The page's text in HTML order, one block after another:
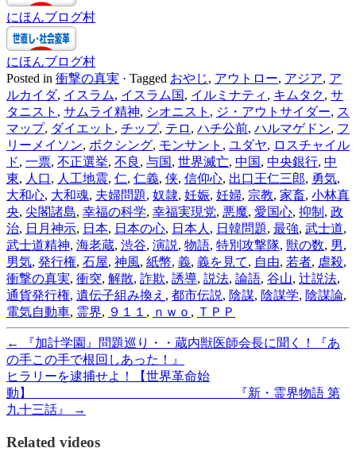
にほんブログ村
にほんブログ村
Posted in 衝撃の真実 · Tagged おやじ, アウトロー, アジア, ア
ルカイダ, イスラム, イスラム国, イルミナティ , キムタク, サ
タニスト , サムライ精神, シオニスト , ジ・アウトサイダー, ス
マップ, ダイエット , チップ, テロ , ハチ公前, ハルマゲドン, フ
リーメイソン, ボクシング, モンサント , ユダヤ, ロスチャイル
ド, 一票, 不正選挙, 不良 , 与国, 世界滅亡, 中国, 中央銀行, 中
東, 人口, 人工地震, 仁, 仁義, 侠, 信仰心, 出口王仁三郎, 勇気,
大和心, 大和魂, 夫婦問題, 奴隷, 妊娠, 妊婦, 宗教, 家畜, 小林真
央, 尖閣諸島, 幸福の科学, 幸福実現党, 悪魔, 愛国心, 抑制 , 政
治, 日月神示, 日本, 日本の心, 日本人, 日韓問題, 最強, 武士道,
武士道精神, 海老蔵, 渋谷, 演説, 物語, 特別攻撃隊, 獣の数, 男,
男気, 発行権, 石屋, 神風, 紙幣, 義, 義を見て, 自由, 若者, 虐殺,
衝撃の真実, 衝突, 解散, 詐欺, 誘導, 説法, 論語, 谷山, 辻説法,
通貨発行権, 遺伝子組み換え , 都市伝説, 陰謀, 陰謀学, 陰謀論,
電気自動車, 霊界, ９１１ , ｎｗｏ , ＴＰＰ
←
『加計学園』問題巡り・・蔵内獣医師会長に聞く！『あ
の手この手で根回しあった！』
ヒラリーを逮捕せよ！【世界革命始
動】 『新・霊界物語 第
九十三話』
→
Related videos